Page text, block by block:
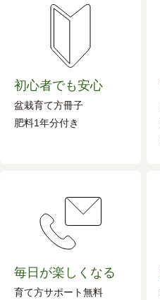
初心者でも安心
盆栽育て方冊子
肥料1年分付き
毎日が楽しくなる
育て方サポート無料